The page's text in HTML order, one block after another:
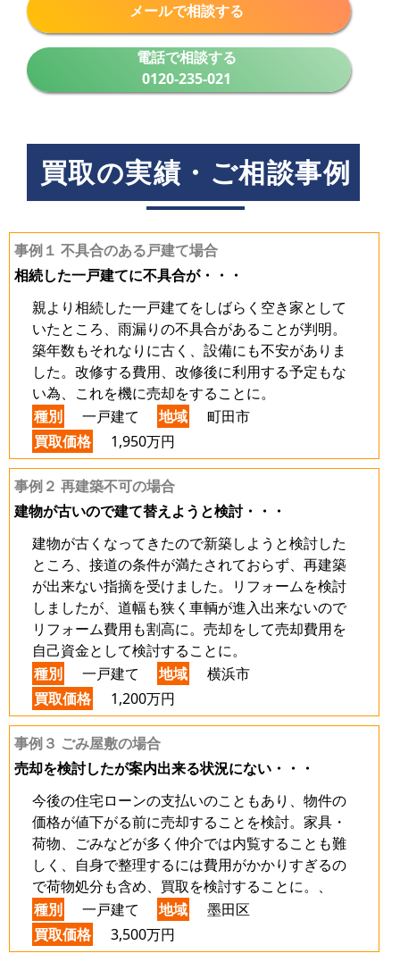
メールで相談する
電話で相談する
0120-235-021
買取の実績・ご相談事例
事例１ 不具合のある戸建て場合
相続した一戸建てに不具合が・・・
親より相続した一戸建てをしばらく空き家として
いたところ、雨漏りの不具合があることが判明。
築年数もそれなりに古く、設備にも不安がありま
した。改修する費用、改修後に利用する予定もな
い為、これを機に売却をすることに。
種別
一戸建て 地域
町田市
買取価格
1,950万円
事例２ 再建築不可の場合
建物が古いので建て替えようと検討・・・
建物が古くなってきたので新築しようと検討した
ところ、接道の条件が満たされておらず、再建築
が出来ない指摘を受けました。リフォームを検討
しましたが、道幅も狭く車輌が進入出来ないので
リフォーム費用も割高に。売却をして売却費用を
自己資金として検討することに。
種別
一戸建て 地域
横浜市
買取価格
1,200万円
事例３ ごみ屋敷の場合
売却を検討したが案内出来る状況にない・・・
今後の住宅ローンの支払いのこともあり、物件の
価格が値下がる前に売却することを検討。家具・
荷物、ごみなどが多く仲介では内覧することも難
しく、自身で整理するには費用がかかりすぎるの
で荷物処分も含め、買取を検討することに。、
種別
一戸建て 地域
墨田区
買取価格
3,500万円